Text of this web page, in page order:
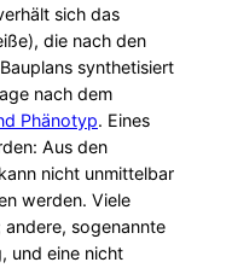
sich das
die nach den
synthetisiert
nach dem
Phänotyp. Eines
Aus den
nicht unmittelbar
werden. Viele
sogenannte
und eine nicht